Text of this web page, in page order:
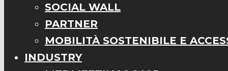
SOCIAL WALL
PARTNER
MOBILITÀ SOSTENIBILE E
INDUSTRY